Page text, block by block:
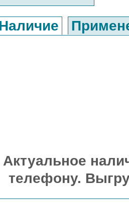
Актуальное
телефону.